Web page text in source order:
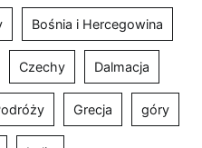
Bośnia i Hercegowina
Czechy Dalmacja
Grecja góry